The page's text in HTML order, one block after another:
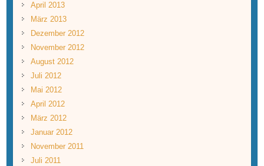
April 2013
März 2013
Dezember 2012
November 2012
August 2012
Juli 2012
Mai 2012
April 2012
März 2012
Januar 2012
November 2011
Juli 2011